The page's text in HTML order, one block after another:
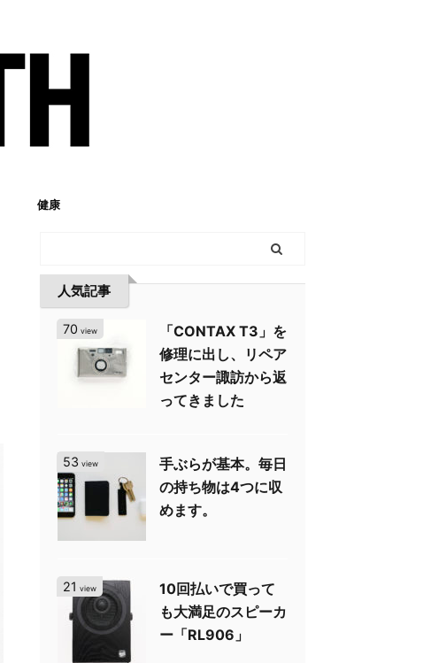
健康
人気記事
70 view
「CONTAX T3」を
修理に出し、リペア
センター諏訪から返
ってきました
53 view
手ぶらが基本。毎日
の持ち物は4つに収
めます。
21 view
10回払いで買って
も大満足のスピーカ
ー「RL906」